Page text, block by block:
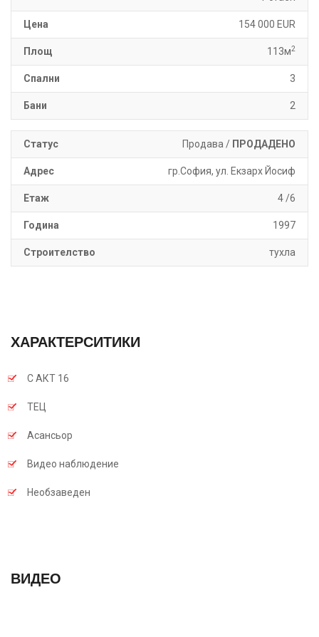
Цена 154 000 EUR
Площ 113м2
Спални 3
Бани 2
Статус Продава / ПРОДАДЕНО
Адрес гр.София, ул. Екзарх Йосиф
Етаж 4 /6
Година 1997
Строителство тухла
ХАРАКТЕРСИТИКИ
С АКТ 16
TEЦ
Асансьор
Видео наблюдение
Необзаведен
ВИДЕО